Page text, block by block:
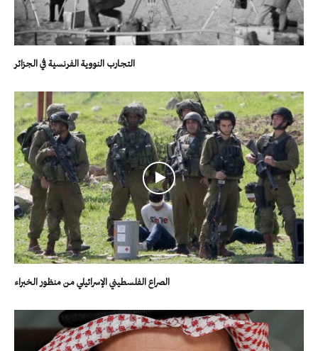
التجارب النووية الفرنسية في الجزائر
الصراع الفلسطيني الإسرائيلي من منظور الخبراء